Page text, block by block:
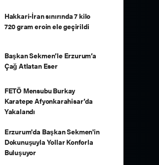
Hakkari-İran sınırında 7 kilo
720 gram eroin ele geçirildi
Başkan Sekmen’le Erzurum’a
Çağ Atlatan Eser
FETÖ Mensubu Burkay
Karatepe Afyonkarahisar’da
Yakalandı
Erzurum'da Başkan Sekmen'in
Dokunuşuyla Yollar Konforla
Buluşuyor